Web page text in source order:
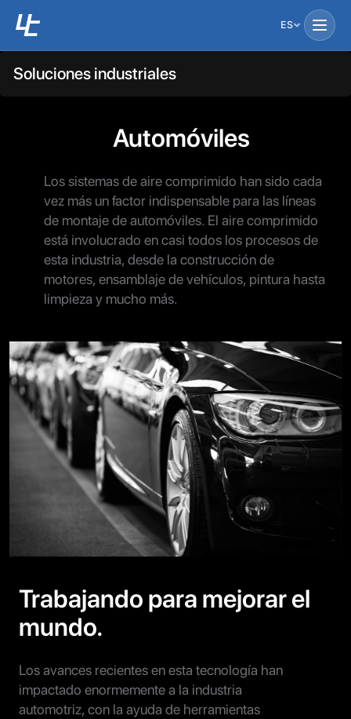
ES
Soluciones industriales
Automóviles
Los sistemas de aire comprimido han sido cada
vez más un factor indispensable para las líneas
de montaje de automóviles. El aire comprimido
está involucrado en casi todos los procesos de
esta industria, desde la construcción de
motores, ensamblaje de vehículos, pintura hasta
limpieza y mucho más.
Trabajando para mejorar el
mundo.
Los avances recientes en esta tecnología han
impactado enormemente a la industria
automotriz, con la ayuda de herramientas